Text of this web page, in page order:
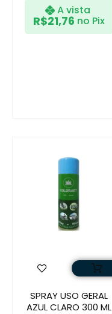
A vista
R$21,76 no Pix
SPRAY USO GERAL
AZUL CLARO 300 ML